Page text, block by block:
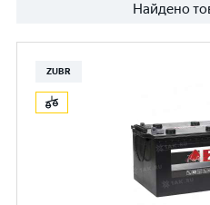
Найдено
ZUBR